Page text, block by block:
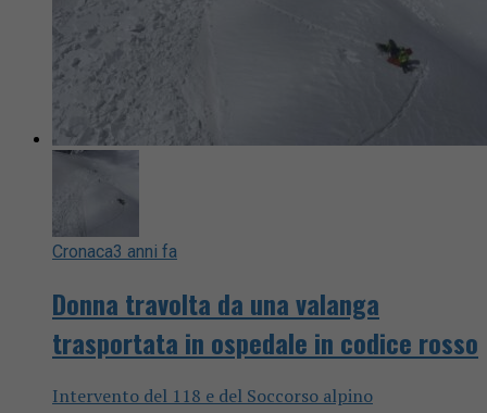
Cronaca3 anni fa
Donna travolta da una valanga
trasportata in ospedale in codice rosso
Intervento del 118 e del Soccorso alpino